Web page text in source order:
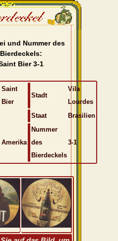
und Nummer des
Bierdeckels:
Bier 3-1
Saint
Bier
Stadt
Vila
Lourdes
Staat Brasilien
Amerika
Nummer
des
Bierdeckels
3-1